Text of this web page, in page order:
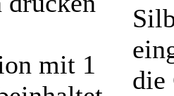
mit 1
die